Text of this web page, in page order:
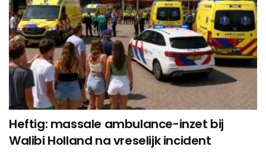
Heftig: massale ambulance-inzet bij
Walibi Holland na vreselijk incident